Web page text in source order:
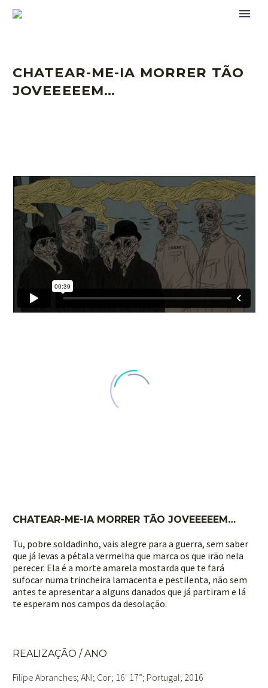
CHATEAR-ME-IA MORRER TÃO
JOVEEEEEM…
CHATEAR-ME-IA MORRER TÃO JOVEEEEEM…
Tu, pobre soldadinho, vais alegre para a guerra, sem saber
que já levas a pétala vermelha que marca os que irão nela
perecer. Ela é a morte amarela mostarda que te fará
sufocar numa trincheira lamacenta e pestilenta, não sem
antes te apresentar a alguns danados que já partiram e lá
te esperam nos campos da desolação.
REALIZAÇÃO / ANO
Filipe Abranches; ANI; Cor; 16′ 17”; Portugal; 2016